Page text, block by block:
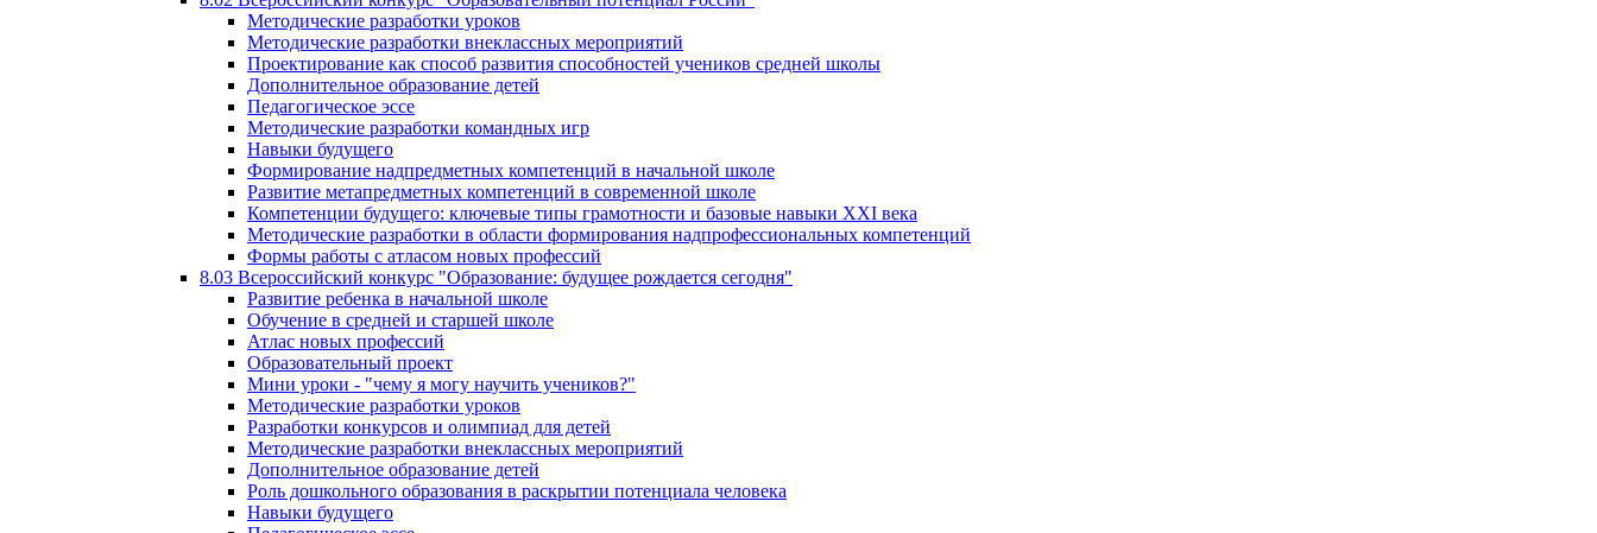
Методические разработки уроков
Методические разработки внеклассных мероприятий
Проектирование как способ развития способностей учеников средней школы
Дополнительное образование детей
Педагогическое эссе
Методические разработки командных игр
Навыки будущего
Формирование надпредметных компетенций в начальной школе
Развитие метапредметных компетенций в современной школе
Компетенции будущего: ключевые типы грамотности и базовые навыки XXI века
Методические разработки в области формирования надпрофессиональных компетенций
Формы работы с атласом новых профессий
8.03 Всероссийский конкурс "Образование: будущее рождается сегодня"
Развитие ребенка в начальной школе
Обучение в средней и старшей школе
Атлас новых профессий
Образовательный проект
Мини уроки - "чему я могу научить учеников?"
Методические разработки уроков
Разработки конкурсов и олимпиад для детей
Методические разработки внеклассных мероприятий
Дополнительное образование детей
Роль дошкольного образования в раскрытии потенциала человека
Навыки будущего